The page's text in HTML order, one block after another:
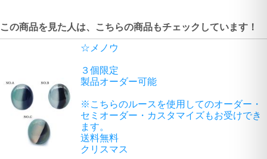
この商品を見た人は、こちらの商品もチェックしています！
☆メノウ
３個限定
製品オーダー可能
※こちらのルースを使用してのオーダー・
セミオーダー・カスタマイズもお受けでき
ます。
送料無料
クリスマス